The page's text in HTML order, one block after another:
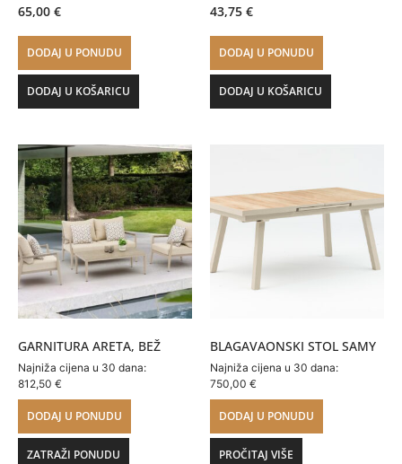
65,00 €
DODAJ U PONUDU
DODAJ U KOŠARICU
43,75 €
DODAJ U PONUDU
DODAJ U KOŠARICU
GARNITURA ARETA, BEŽ
Najniža cijena u 30 dana:
812,50 €
DODAJ U PONUDU
ZATRAŽI PONUDU
BLAGAVAONSKI STOL SAMY
Najniža cijena u 30 dana:
750,00 €
DODAJ U PONUDU
PROČITAJ VIŠE